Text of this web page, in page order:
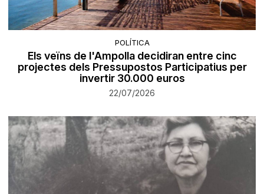
POLÍTICA
Els veïns de l'Ampolla decidiran entre cinc
projectes dels Pressupostos Participatius per
invertir 30.000 euros
22/07/2026